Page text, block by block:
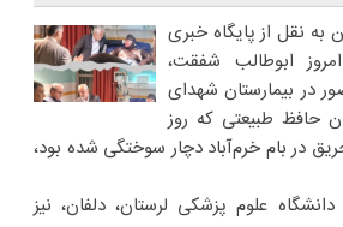
به نقل از پایگاه خبری
ابوطالب شفقت،
در بیمارستان شهدای
حافظ طبیعتی که روز
در بام خرم‌آباد دچار سوختگی شده بود،
علوم پزشکی لرستان، دلفان، نیز